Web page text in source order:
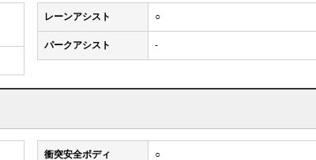
レーンアシスト ○
パークアシスト -
衝突安全ボディ ○